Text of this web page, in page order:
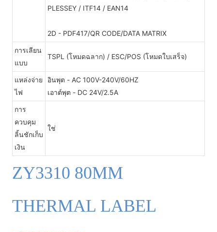
PLESSEY / ITF14 / EAN14
2D - PDF417/QR CODE/DATA MATRIX
การเลียน
แบบ
TSPL (โหมดฉลาก) / ESC/POS (โหมดใบเสร็จ)
แหล่งจ่าย
ไฟ
อินพุต - AC 100V-240V/60HZ
เอาต์พุต - DC 24V/2.5A
การ
ควบคุม
ลิ้นชักเก็บ
เงิน
ใช่
ZY3310 80MM
THERMAL LABEL